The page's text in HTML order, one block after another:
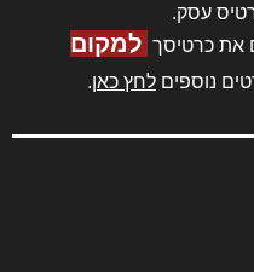
עסק.
את כרטיסך למקום
נוספים לחץ כאן.